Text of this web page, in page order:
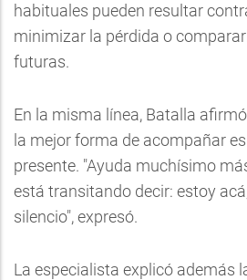
habituales pueden resultar
minimizar la pérdida o
futuras.
En la misma línea, Batalla
la mejor forma de acompañar
presente. "Ayuda muchísimo
está transitando decir: estoy
silencio", expresó.
La especialista explicó además